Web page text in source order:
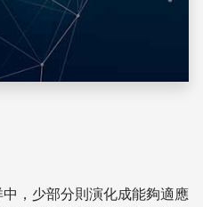
，少部分則演化成能夠適應